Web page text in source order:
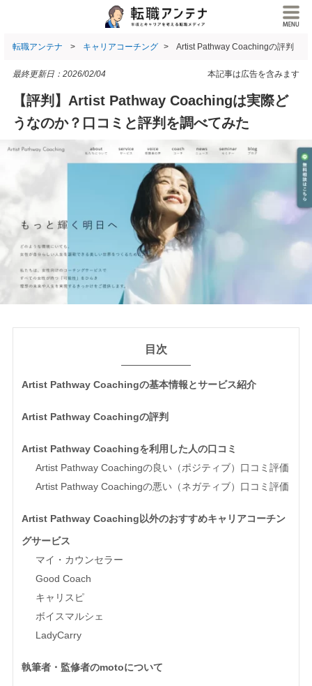
転職アンテナ キャリアコーチング Artist Pathway Coachingの評判
本記事は広告を含みます
最終更新日： 2026/02/04
【評判】Artist Pathway Coachingは実際ど
うなのか？口コミと評判を調べてみた
目次
Artist Pathway Coachingの基本情報とサービス紹介
Artist Pathway Coachingの評判
Artist Pathway Coachingを利用した人の口コミ
Artist Pathway Coachingの良い（ポジティブ）口コミ評価
Artist Pathway Coachingの悪い（ネガティブ）口コミ評価
Artist Pathway Coaching以外のおすすめキャリアコーチン
グサービス
マイ・カウンセラー
Good Coach
キャリスピ
ボイスマルシェ
LadyCarry
執筆者・監修者のmotoについて